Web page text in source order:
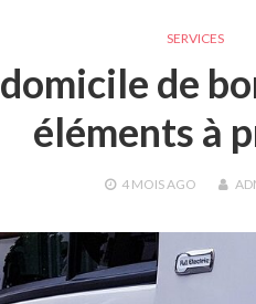
SERVICES
de
éléments à
4 MOISAGO